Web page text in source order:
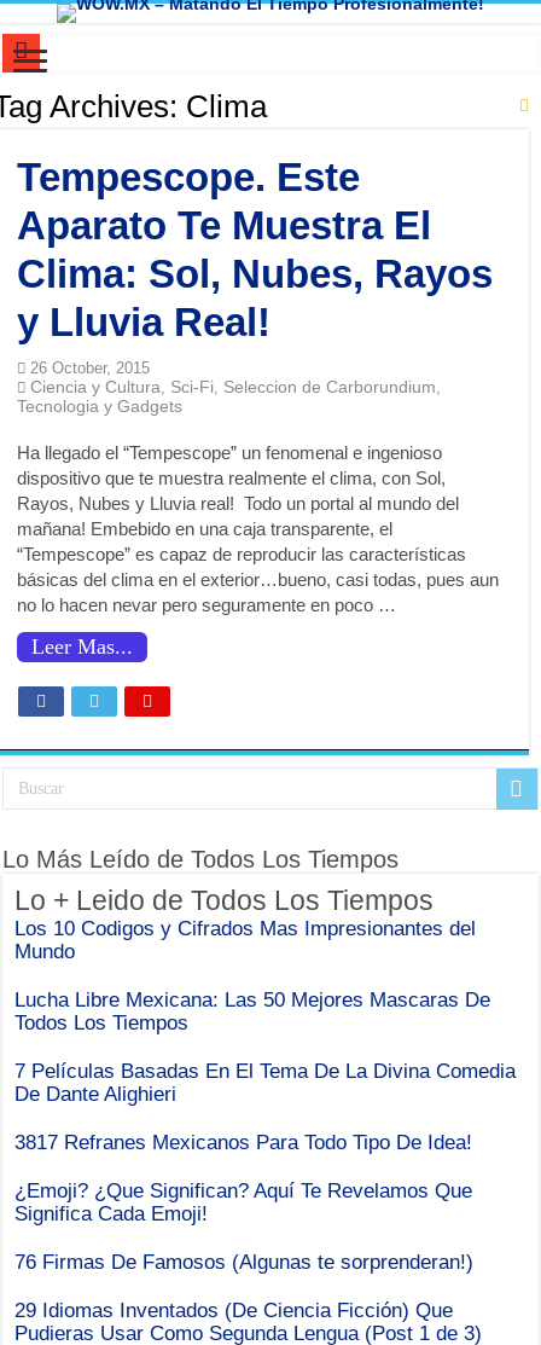
Mi cerebro resolvió un problema que yo ya había abandonado. ¿Y el tuyo?
100 Cosas Que Eran Normales (1980-2005) y Hoy Parecen Absurdas
El Primer THERIAN de la Historia…..No lo vas a creer!
Manifiesto del Humorista Funcional (Version Audio con mi voz y version
El Lenguaje de nuestra Cocina: ¿Huevos o Blanquillos?
🎧 Huevos con aceite : cómo Chihuahua aprendió inglés… sin saber inglés
Mitología Vs. Ciencia : ¿Es real que alguien pueda “ver” con las manos, la
La base de tu botella de refresco: La disputa legal que lo cambió todo
El Espectro del Héroe Invisible: Cuando la Esperanza Nace de la Nada
El Secreto de la Conciencia: Cuando los Recuerdos Pertenecen a Otros
¿El inglés tiene un lado oscuro? La trampa de los homógrafos 🤯
El Gran Secreto de Buscaminas: Por Qué el Juego Te Deja Ganar……al
¡¿PNL? No es lo que crees! Desmitificando el truco mental del que todos
¡Tu Mente te Engaña! Los 7 Fenómenos Psicológicos Sociales que
2025: Un Año de Efervescencia Innovadora
Domina tus Emociones: Los Secretos Estoicos para la Paz Interior en el
34 Trucos de Manipulación Inmorales Expuestos: Ejemplos Detallados y
Los peligros del espacio abierto: Más allá del vacío
El “Efecto Dunning-Krugger” o ¿Por qué Los SABELOTODO Les Cuesta
¡El Sentido Común y la Lógica: Dos Caras de la Misma Moneda!
¿De Verdad Sabes Cómo Cepillarte los Dientes? Seguro Que No
¿Mi Abuelita y Papás Tenían Razón? 🤔 Por Qué Los Remedios Caseros SÍ
Archives: Clima
Tempescope. Este
Aparato Te Muestra El
Clima: Sol, Nubes, Rayos
y Lluvia Real!
26 October, 2015
Ciencia y Cultura, Sci-Fi, Seleccion de Carborundium,
Tecnologia y Gadgets
Ha llegado el “Tempescope” un fenomenal e ingenioso
dispositivo que te muestra realmente el clima, con Sol,
Rayos, Nubes y Lluvia real! Todo un portal al mundo del
mañana! Embebido en una caja transparente, el
“Tempescope” es capaz de reproducir las características
básicas del clima en el exterior…bueno, casi todas, pues aun
no lo hacen nevar pero seguramente en poco …
Leer Mas...
Lo Más Leído de Todos Los Tiempos
Lo + Leido de Todos Los Tiempos
Los 10 Codigos y Cifrados Mas Impresionantes del
Mundo
Lucha Libre Mexicana: Las 50 Mejores Mascaras De
Todos Los Tiempos
7 Películas Basadas En El Tema De La Divina Comedia
De Dante Alighieri
3817 Refranes Mexicanos Para Todo Tipo De Idea!
¿Emoji? ¿Que Significan? Aquí Te Revelamos Que
Significa Cada Emoji!
76 Firmas De Famosos (Algunas te sorprenderan!)
29 Idiomas Inventados (De Ciencia Ficción) Que
Pudieras Usar Como Segunda Lengua (Post 1 de 3)